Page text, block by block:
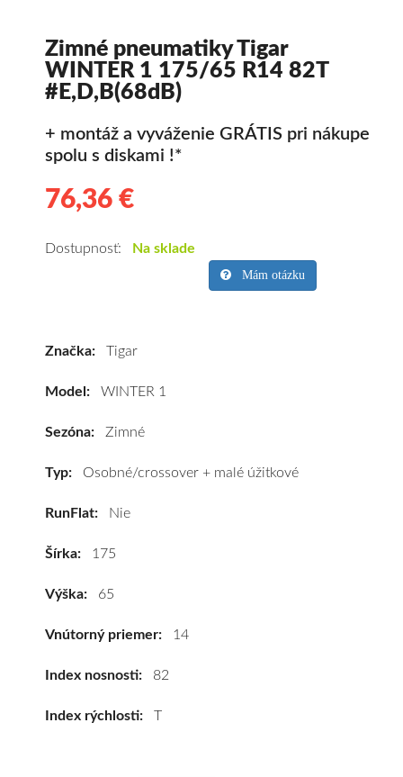
Zimné pneumatiky Tigar
WINTER 1 175/65 R14 82T
#E,D,B(68dB)
+ montáž a vyváženie GRÁTIS pri nákupe
spolu s diskami !*
76,36 €
pneumatiky
WINTER
R14
#E,D,B(68dB)
pneumatiky
na
Dostupnosť: Na sklade
Mám otázku
Značka: Tigar
Model: WINTER 1
Sezóna: Zimné
Typ: Osobné/crossover + malé úžitkové
RunFlat: Nie
Šírka: 175
Výška: 65
Vnútorný priemer: 14
Index nosnosti: 82
Index rýchlosti: T